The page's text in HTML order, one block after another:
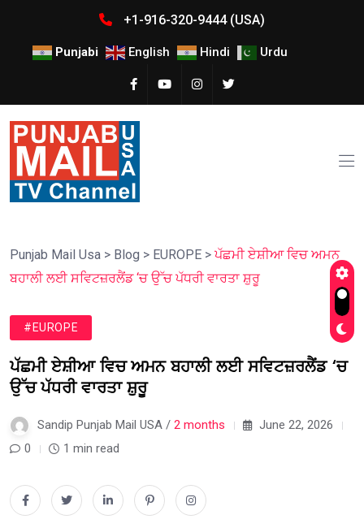
+1-916-320-9444 (USA)
Punjabi English Hindi Urdu
Punjab Mail Usa > Blog > EUROPE >ਪੱਛਮੀ ਏਸ਼ੀਆ ਵਿਚ ਅਮਨ
ਬਹਾਲੀ ਲਈ ਸਵਿਟਜ਼ਰਲੈਂਡ ‘ਚ ਉੱਚ ਪੱਧਰੀ ਵਾਰਤਾ ਸ਼ੁਰੂ
#EUROPE
ਪੱਛਮੀ ਏਸ਼ੀਆ ਵਿਚ ਅਮਨ ਬਹਾਲੀ ਲਈ ਸਵਿਟਜ਼ਰਲੈਂਡ ‘ਚ
ਉੱਚ ਪੱਧਰੀ ਵਾਰਤਾ ਸ਼ੁਰੂ
Sandip Punjab Mail USA / 2 months
June 22, 2026
0
1 min read